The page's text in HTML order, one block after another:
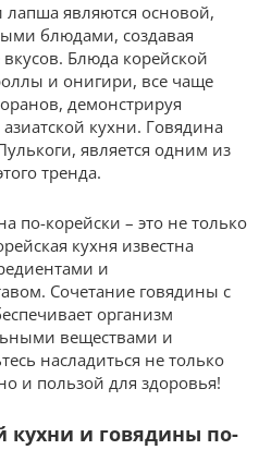
лапша являются основой,
блюдами, создавая
Блюда корейской
и онигири, все чаще
демонстрируя
кухни. Говядина
является одним из
тренда.
по-корейски – это не только
кухня известна
и
Сочетание говядины с
организм
веществами и
насладиться не только
и пользой для здоровья!
кухни и говядины по-